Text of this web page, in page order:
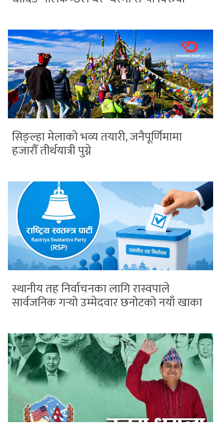
सिङ्ल्हा मेलाको भव्य तयारी, जनैपूर्णिमामा
हजारौँ तीर्थयात्री पुग्ने
स्थानीय तह निर्वाचनका लागि रास्वपाले
सार्वजनिक गर्‍यो उम्मेदवार छनोटको नयाँ खाका